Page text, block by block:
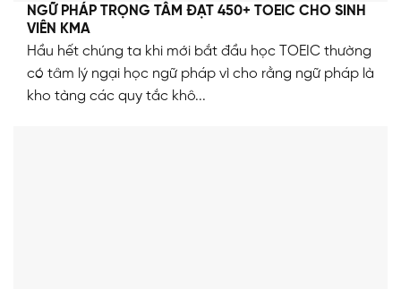
NGỮ PHÁP TRỌNG TÂM ĐẠT 450+ TOEIC CHO SINH
VIÊN KMA
Hầu hết chúng ta khi mới bắt đầu học TOEIC thường
có tâm lý ngại học ngữ pháp vì cho rằng ngữ pháp là
kho tàng các quy tắc khô...